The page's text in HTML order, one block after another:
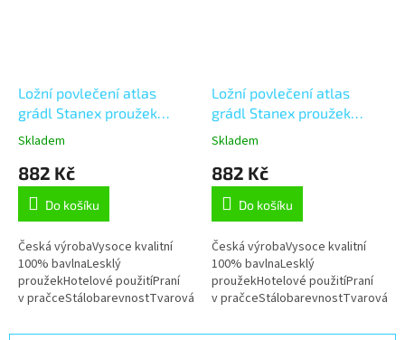
Ložní povlečení atlas
grádl Stanex proužek
světle zelený (LS904),
70, Knoflíkové
Skladem
882 Kč
Do košíku
Česká výrobaVysoce kvalitní
100% bavlnaLesklý
proužekHotelové použitíPraní
v pračceStálobarevnostTvarová
Ložní povlečení atlas
grádl Stanex proužek
tmavě šedý (LS907), šedá
Knoflíkové
Skladem
882 Kč
Do košíku
Česká výrobaVysoce kvalitní
100% bavlnaLesklý
proužekHotelové použitíPraní
v pračceStálobarevnostTvarová